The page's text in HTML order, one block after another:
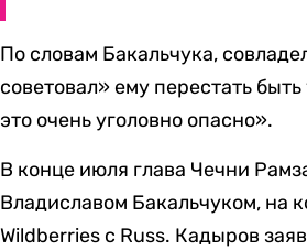
По словам Бакальчука,
советовал» ему перестать
это очень уголовно опасно».
В конце июля глава Чечни
Владиславом Бакальчуком, на
Wildberries с Russ. Кадыров